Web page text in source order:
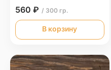
560 ₽ / 300 гр.
В корзину